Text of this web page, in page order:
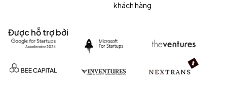
khách hàng
Được hỗ trợ bởi